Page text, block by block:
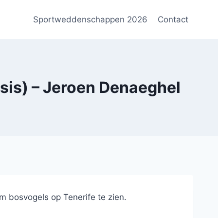
Sportweddenschappen 2026 Contact
– Jeroen Denaeghel
bosvogels op Tenerife te zien.